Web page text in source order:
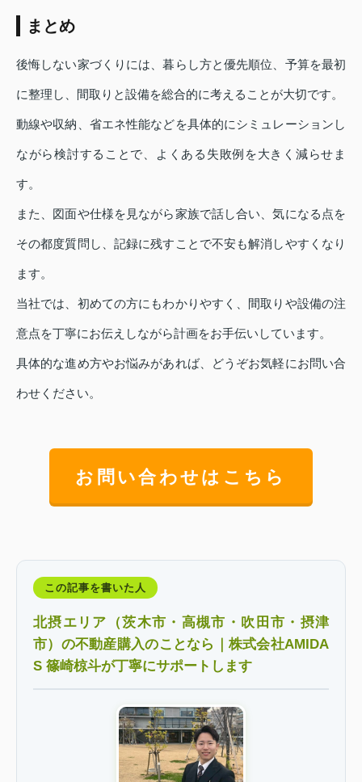
まとめ
後悔しない家づくりには、暮らし方と優先順位、予算を最初
に整理し、間取りと設備を総合的に考えることが大切です。
動線や収納、省エネ性能などを具体的にシミュレーションし
ながら検討することで、よくある失敗例を大きく減らせま
す。
また、図面や仕様を見ながら家族で話し合い、気になる点を
その都度質問し、記録に残すことで不安も解消しやすくなり
ます。
当社では、初めての方にもわかりやすく、間取りや設備の注
意点を丁寧にお伝えしながら計画をお手伝いしています。
具体的な進め方やお悩みがあれば、どうぞお気軽にお問い合
わせください。
お問い合わせはこちら
この記事を書いた人
北摂エリア（茨木市・高槻市・吹田市・摂津
市）の不動産購入のことなら｜株式会社AMIDA
S 篠崎椋斗が丁寧にサポートします